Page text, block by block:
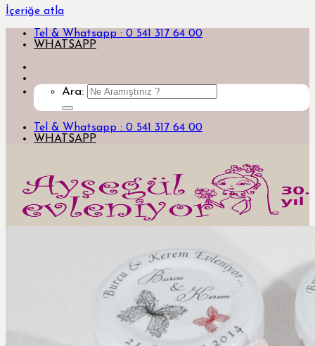
İçeriğe atla
Tel & Whatsapp : 0 541 317 64 00
WHATSAPP
Ara:
Tel & Whatsapp : 0 541 317 64 00
WHATSAPP